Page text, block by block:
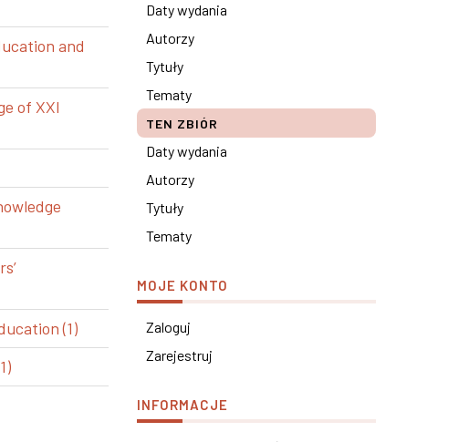
and
of XXI
(1)
Daty wydania
Autorzy
Tytuły
Tematy
TEN ZBIÓR
Daty wydania
Autorzy
Tytuły
Tematy
MOJE KONTO
Zaloguj
Zarejestruj
INFORMACJE